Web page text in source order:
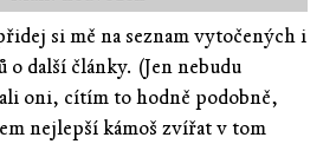
si mě na seznam vytočených i
o další články. (Jen nebudu
oni, cítím to hodně podobně,
nejlepší kámoš zvířat v tom